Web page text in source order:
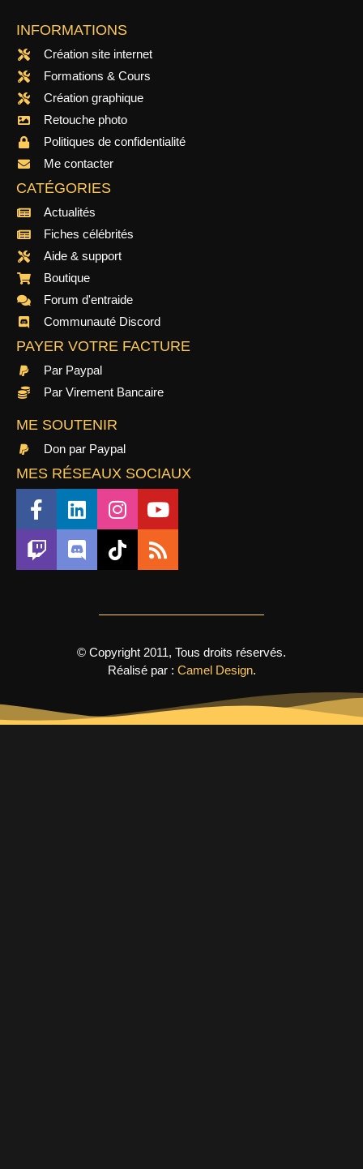
INFORMATIONS
Création site internet
Formations & Cours
Création graphique
Retouche photo
Politiques de confidentialité
Me contacter
CATÉGORIES
Actualités
Fiches célébrités
Aide & support
Boutique
Forum d'entraide
Communauté Discord
PAYER VOTRE FACTURE
Par Paypal
Par Virement Bancaire
ME SOUTENIR
Don par Paypal
MES RÉSEAUX SOCIAUX
© Copyright 2011, Tous droits réservés.
Réalisé par : Camel Design.